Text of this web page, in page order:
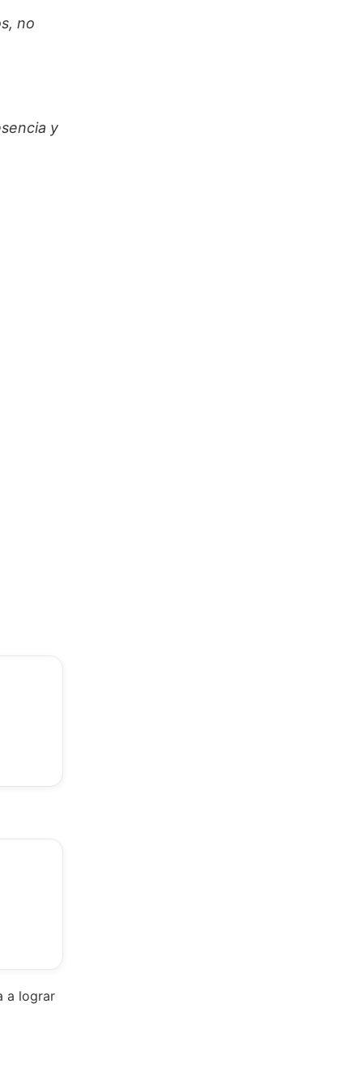
no
y
a lograr